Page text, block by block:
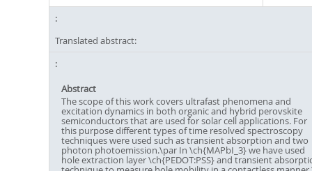
Translated abstract:
Abstract
The scope of this work covers ultrafast phenomena and
excitation dynamics in both organic and hybrid perovskite
semiconductors that are used for solar cell applications. For
this purpose different types of time resolved spectroscopy
techniques were used such as transient absorption and two
photon photoemission.\par In \ch{MAPbI_3} we have used
hole extraction layer \ch{PEDOT:PSS} and transient